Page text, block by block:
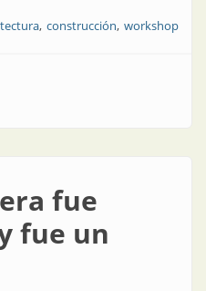
construcción workshop
evento presencial para la
fue
fue un